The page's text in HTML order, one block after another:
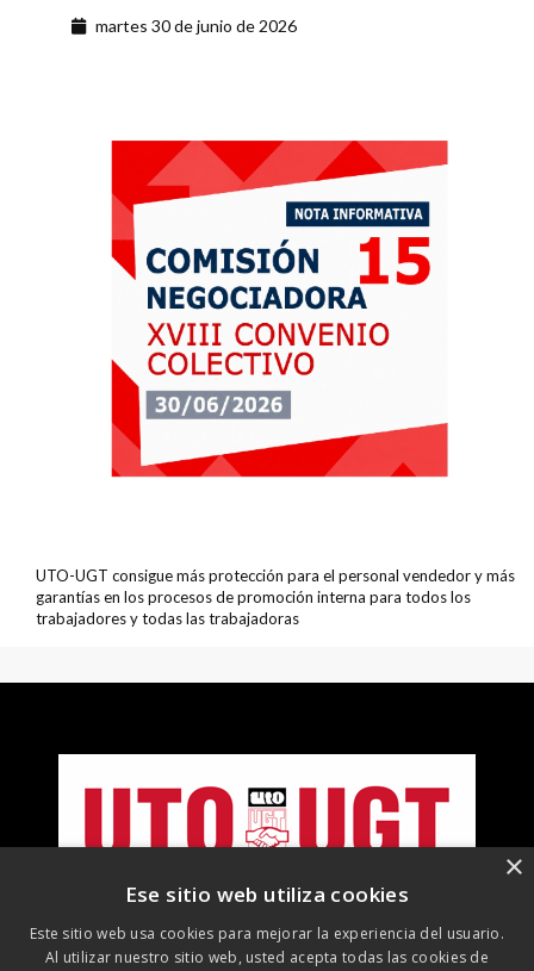
martes 30 de junio de 2026
UTO-UGT consigue más protección para el personal vendedor y más
garantías en los procesos de promoción interna para todos los
trabajadores y todas las trabajadoras
×
Ese sitio web utiliza cookies
Este sitio web usa cookies para mejorar la experiencia del usuario.
Al utilizar nuestro sitio web, usted acepta todas las cookies de